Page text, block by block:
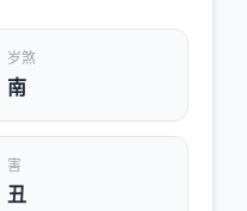
岁煞
南
害
丑